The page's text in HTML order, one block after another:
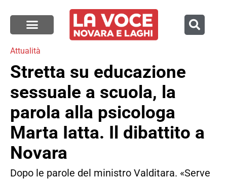
Attualità
Stretta su educazione
sessuale a scuola, la
parola alla psicologa
Marta Iatta. Il dibattito a
Novara
Dopo le parole del ministro Valditara. «Serve